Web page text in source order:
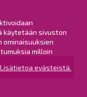
käytetään sivuston
ominaisuuksien
milloin
Lisätietoa evästeistä.